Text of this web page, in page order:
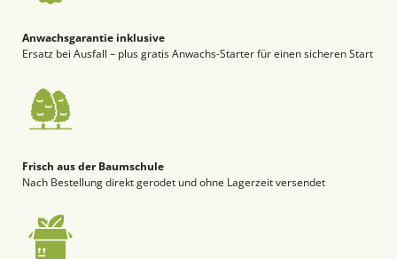
Anwachsgarantie inklusive
Ersatz bei Ausfall – plus gratis Anwachs-Starter für einen sicheren Start
Frisch aus der Baumschule
Nach Bestellung direkt gerodet und ohne Lagerzeit versendet